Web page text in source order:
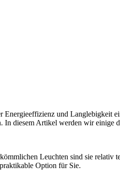
Energieeffizienz und Langlebigkeit
diesem Artikel werden wir einige
Leuchten sind sie relativ
Option für Sie.